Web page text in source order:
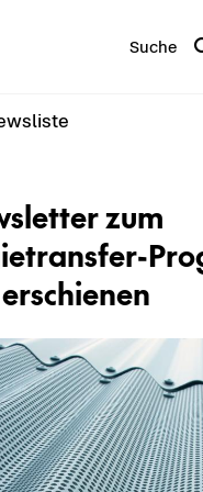
Suche
zum